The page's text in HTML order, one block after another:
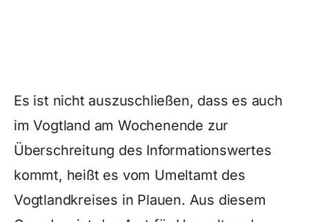
Es ist nicht auszuschließen, dass es auch
im Vogtland am Wochenende zur
Überschreitung des Informationswertes
kommt, heißt es vom Umeltamt des
Vogtlandkreises in Plauen. Aus diesem